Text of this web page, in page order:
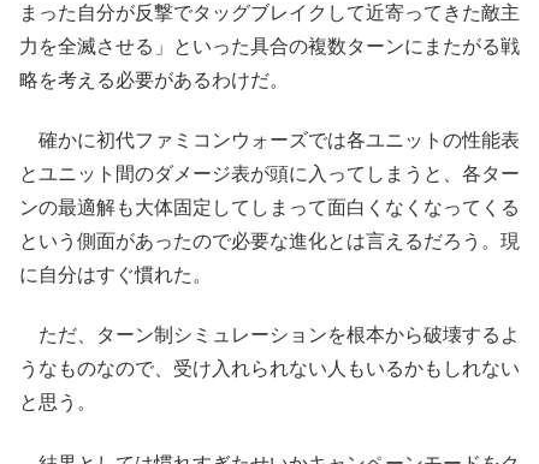
まった自分が反撃でタッグブレイクして近寄ってきた敵主
力を全滅させる」といった具合の複数ターンにまたがる戦
略を考える必要があるわけだ。
確かに初代ファミコンウォーズでは各ユニットの性能表
とユニット間のダメージ表が頭に入ってしまうと、各ター
ンの最適解も大体固定してしまって面白くなくなってくる
という側面があったので必要な進化とは言えるだろう。現
に自分はすぐ慣れた。
ただ、ターン制シミュレーションを根本から破壊するよ
うなものなので、受け入れられない人もいるかもしれない
と思う。